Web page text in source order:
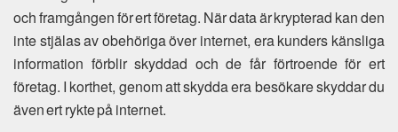
och framgången för ert företag. När data är krypterad kan den
inte stjälas av obehöriga över internet, era kunders känsliga
information förblir skyddad och de får förtroende för ert
företag. I korthet, genom att skydda era besökare skyddar du
även ert rykte på internet.